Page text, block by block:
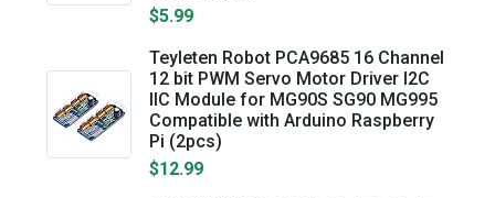
$5.99
Teyleten Robot PCA9685 16 Channel
12 bit PWM Servo Motor Driver I2C
IIC Module for MG90S SG90 MG995
Compatible with Arduino Raspberry
Pi (2pcs)
$12.99